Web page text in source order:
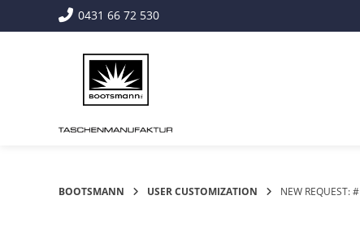
zum
0431 66 72 530
BOOTSMANN USER CUSTOMIZATION NEW REQUEST: #